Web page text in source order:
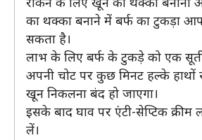
का थक्का बनाने में बर्फ का टुकड़ा
सकता है।
लाभ के लिए बर्फ के टुकड़े को एक
अपनी चोट पर कुछ मिनट हल्के
खून निकलना बंद हो जाएगा।
इसके बाद घाव पर एंटी-सेप्टिक क्रीम
लें।